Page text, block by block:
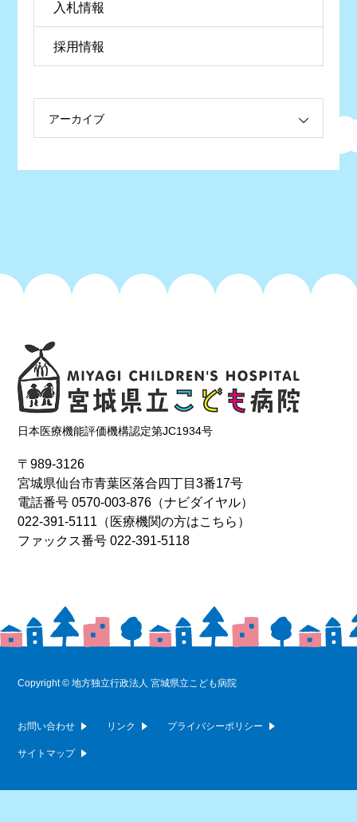
入札情報
採用情報
アーカイブ
日本医療機能評価機構認定第JC1934号
〒989-3126
宮城県仙台市青葉区落合四丁目3番17号
電話番号0570-003-876 （ナビダイヤル）
022-391-5111 （医療機関の方はこちら）
ファックス番号 022-391-5118
Copyright © 地方独立行政法人 宮城県立こども病院
お問い合わせ リンク プライバシーポリシー
サイトマップ